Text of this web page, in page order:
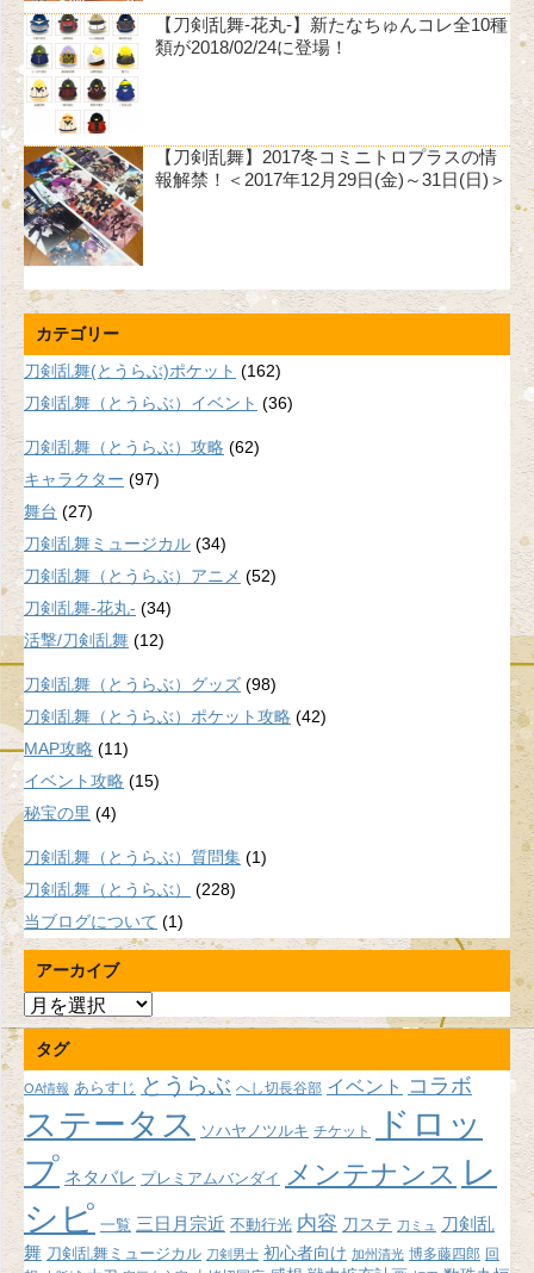
【刀剣乱舞-花丸-】新たなちゅんコレ全10種
類が2018/02/24に登場！
【刀剣乱舞】2017冬コミニトロプラスの情
報解禁！＜2017年12月29日(金)～31日(日)＞
カテゴリー
刀剣乱舞(とうらぶ)ポケット (162)
刀剣乱舞（とうらぶ）イベント (36)
刀剣乱舞（とうらぶ）攻略 (62)
キャラクター (97)
舞台 (27)
刀剣乱舞ミュージカル (34)
刀剣乱舞（とうらぶ）アニメ (52)
刀剣乱舞-花丸- (34)
活撃/刀剣乱舞 (12)
刀剣乱舞（とうらぶ）グッズ (98)
刀剣乱舞（とうらぶ）ポケット攻略 (42)
MAP攻略 (11)
イベント攻略 (15)
秘宝の里 (4)
刀剣乱舞（とうらぶ）質問集 (1)
刀剣乱舞（とうらぶ）
(228)
当ブログについて (1)
アーカイブ
ア
ー
カ
イ
ブ
タグ
OA情報 あらすじ とうらぶ へし切長谷部 イベント コラボ
ステータス ソハヤノツルキ チケット
ドロッ
プ ネタバレ プレミアムバンダイ メンテナンス レ
シピ 一覧 三日月宗近 不動行光 内容 刀ステ 刀ミュ
刀剣乱
舞 刀剣乱舞ミュージカル 刀剣男士 初心者向け 加州清光 博多藤四郎 回